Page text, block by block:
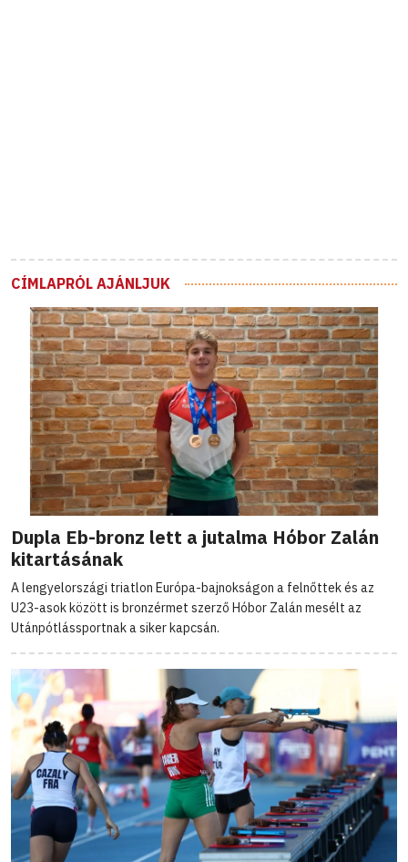
CÍMLAPRÓL AJÁNLJUK
Dupla Eb-bronz lett a jutalma Hóbor Zalán
kitartásának
A lengyelországi triatlon Európa-bajnokságon a felnőttek és az
U23-asok között is bronzérmet szerző Hóbor Zalán mesélt az
Utánpótlássportnak a siker kapcsán.